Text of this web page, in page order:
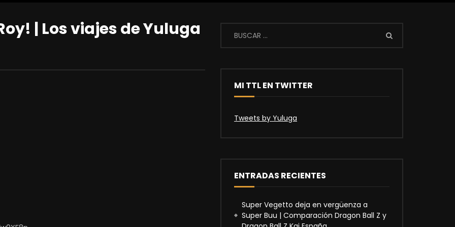
| Los viajes de Yuluga
MI TTL EN TWITTER
Tweets by Yuluga
ENTRADAS RECIENTES
Super Vegetto deja en vergüenza a
Super Buu | Comparación Dragon Ball Z y